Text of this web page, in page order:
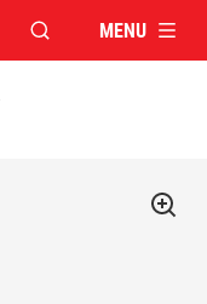
OUVRIR LAMENU